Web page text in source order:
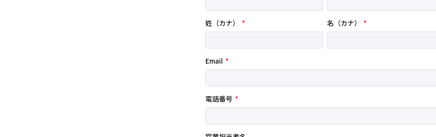
姓（カナ） * 名（カナ） *
Email *
電話番号 *